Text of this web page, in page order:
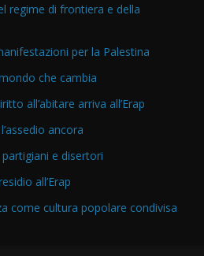
regime di frontiera e della
per la Palestina
che cambia
all’abitare arriva all’Erap
ancora
e disertori
all’Erap
come cultura popolare condivisa